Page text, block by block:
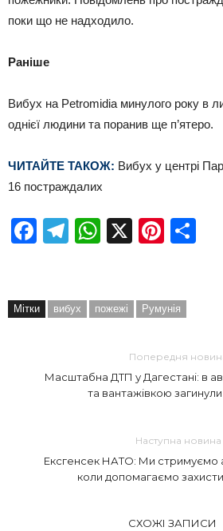
поки що не надходило.
Раніше
Вибух на Petromidia минулого року в
однієї людини та поранив ще п’ятеро.
ЧИТАЙТЕ ТАКОЖ: Вибух у центрі
16 постраждалих
Facebook
Telegram
WhatsApp
X
Мітки вибух пожежі Румунія
Попередня
Масштабна ДТП у Дагестані: в
та вантажівкою
Наступна новина
Ексгенсек НАТО: Ми стримуємо
коли допомагаємо
СХОЖІ ЗАПИСИ